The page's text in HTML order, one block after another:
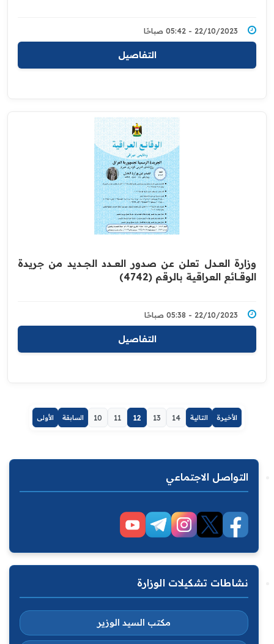
22/10/2023 - 05:42 صباحًا
التفاصيل
وزارة العــدل تعلن عن صدور العــــدد الجـــديد من جريدة
‏الوقــــائع العراقية بالرقم (4742)‏
22/10/2023 - 05:38 صباحًا
التفاصيل
الأولى السابقة 10 11 12 13 14 التالية الأخيرة
التواصل الاجتماعي
نشاطات تشكيلات الوزارة
مكتب السيد الوزير